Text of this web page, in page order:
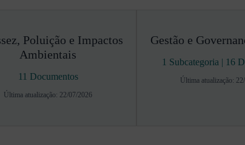
Poluição e Impactos
Ambientais
11 Documentos
Última atualização: 22/07/2026
Gestão e
1 Subcategoria | 16
Última atualização: